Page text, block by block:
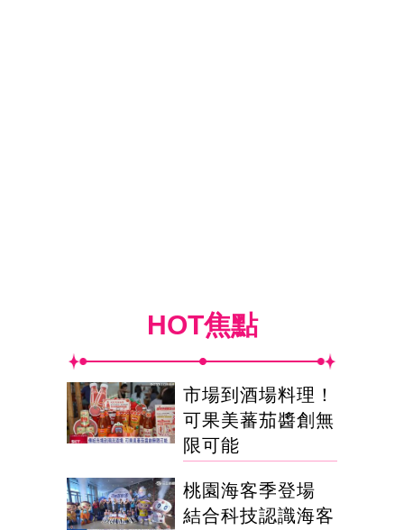
HOT焦點
市場到酒場料理！
可果美蕃茄醬創無
限可能
桃園海客季登場
結合科技認識海客